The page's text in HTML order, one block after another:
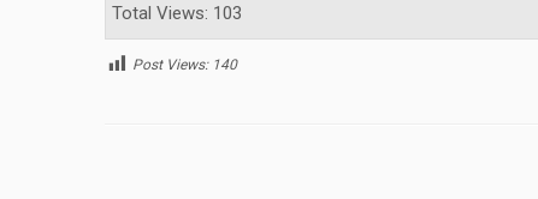
Total Views: 103
Post Views: 140